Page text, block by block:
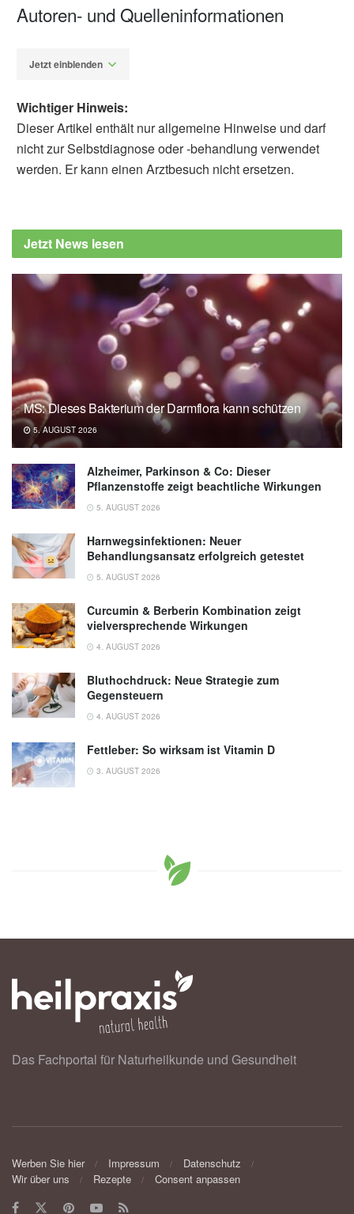
Autoren- und Quelleninformationen
Jetzt einblenden
Foods for You ",health.clevelandclinic.org
Wichtiger Hinweis:
Dieser Artikel enthält nur allgemeine Hinweise und darf
nicht zur Selbstdiagnose oder -behandlung verwendet
werden. Er kann einen Arztbesuch nicht ersetzen.
Jetzt News lesen
MS: Dieses Bakterium der Darmflora kann schützen
5. AUGUST 2026
Alzheimer, Parkinson & Co: Dieser
Pflanzenstoffe zeigt beachtliche Wirkungen
5. AUGUST 2026
Harnwegsinfektionen: Neuer
Behandlungsansatz erfolgreich getestet
5. AUGUST 2026
Curcumin & Berberin Kombination zeigt
vielversprechende Wirkungen
4. AUGUST 2026
Bluthochdruck: Neue Strategie zum
Gegensteuern
4. AUGUST 2026
Fettleber: So wirksam ist Vitamin D
3. AUGUST 2026
Das Fachportal für Naturheilkunde und Gesundheit
Werben Sie hier Impressum
Datenschutz
Wir über uns
Rezepte Consent anpassen